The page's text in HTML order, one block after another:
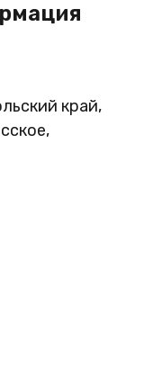
край,